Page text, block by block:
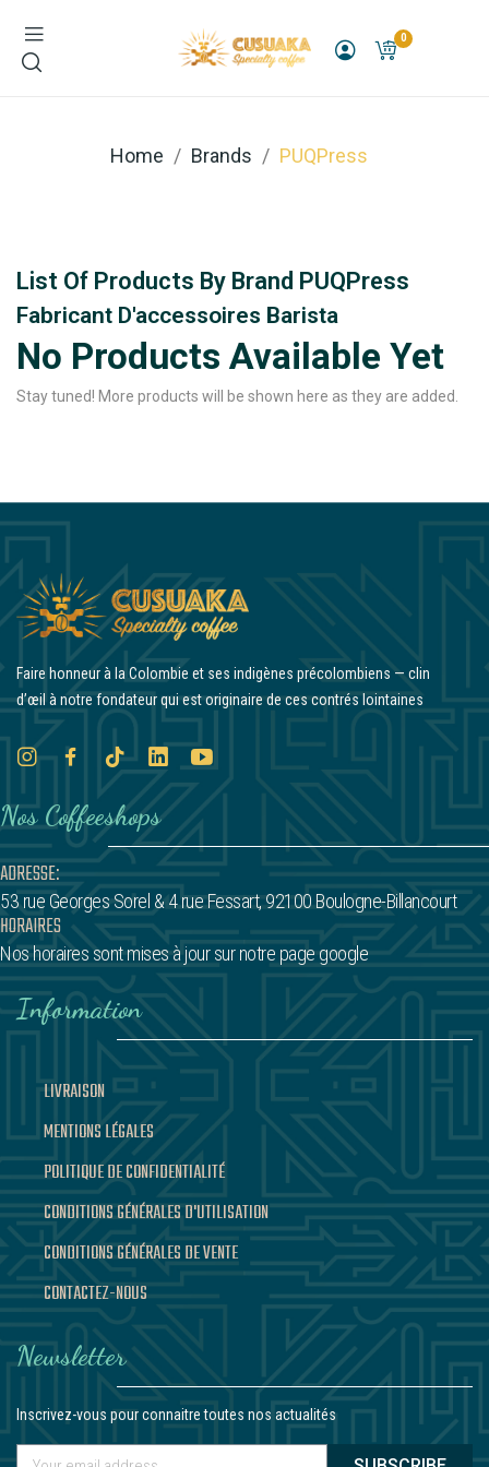
0
Home Brands PUQPress
List Of Products By Brand PUQPress
Fabricant D'accessoires Barista
No Products Available Yet
Stay tuned! More products will be shown here as they are added.
Faire honneur à la Colombie et ses indigènes précolombiens — clin
d’œil à notre fondateur qui est originaire de ces contrés lointaines
Nos Coffeeshops
ADRESSE:
53 rue Georges Sorel & 4 rue Fessart, 92100 Boulogne-Billancourt
HORAIRES
Nos horaires sont mises à jour sur notre page google
Information
LIVRAISON
MENTIONS LÉGALES
POLITIQUE DE CONFIDENTIALITÉ
CONDITIONS GÉNÉRALES D'UTILISATION
CONDITIONS GÉNÉRALES DE VENTE
CONTACTEZ-NOUS
Newsletter
Inscrivez-vous pour connaitre toutes nos actualités